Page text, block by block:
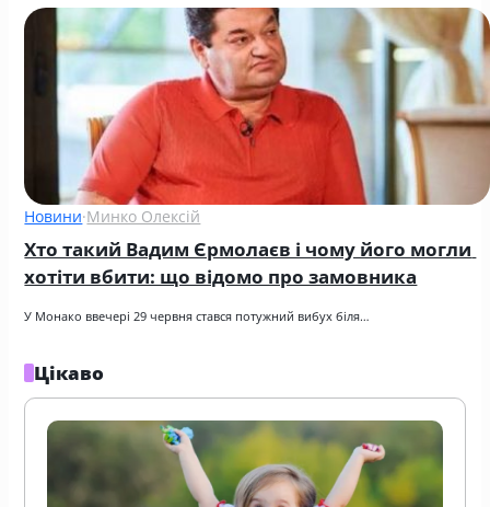
Новини·Минко Олексій
Хто такий Вадим Єрмолаєв і чому його могли
хотіти вбити: що відомо про замовника
У Монако ввечері 29 червня стався потужний вибух біля…
Цікаво